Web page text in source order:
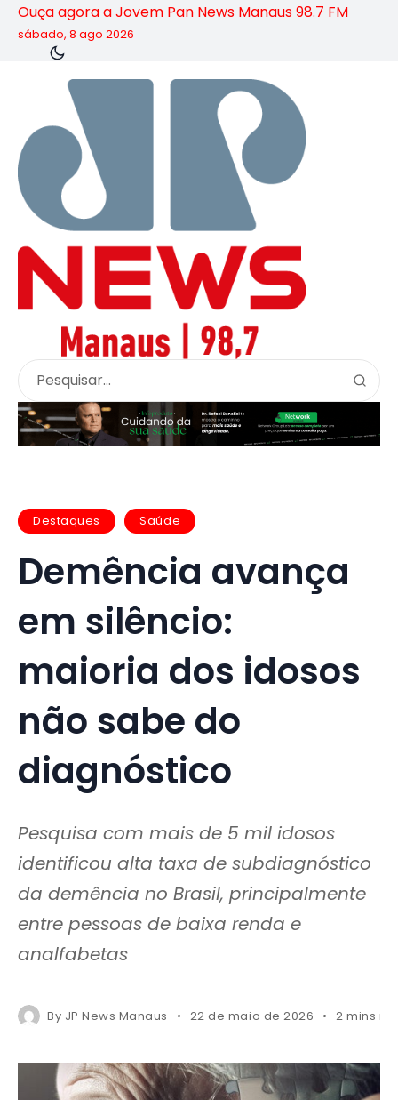
Ouça agora a Jovem Pan News Manaus 98.7 FM
sábado, 8 ago 2026
Destaques Saúde
Demência avança
em silêncio:
maioria dos idosos
não sabe do
diagnóstico
Pesquisa com mais de 5 mil idosos
identificou alta taxa de subdiagnóstico
da demência no Brasil, principalmente
entre pessoas de baixa renda e
analfabetas
By JP News Manaus 22 de maio de 2026 2 mins